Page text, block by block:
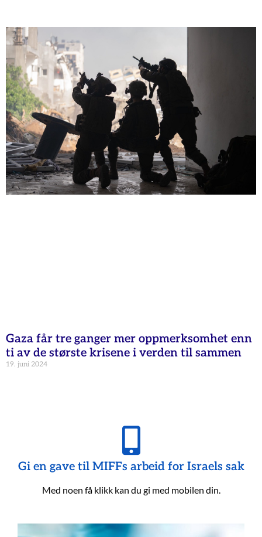
Gaza får tre ganger mer oppmerksomhet enn
ti av de største krisene i verden til sammen
19. juni 2024
Gi en gave til MIFFs arbeid for Israels sak
Med noen få klikk kan du gi med mobilen din.